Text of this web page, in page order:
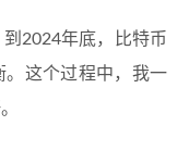
2024年底，比特币
。这个过程中，我一